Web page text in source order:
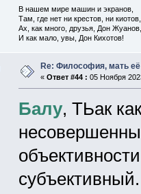
В нашем мире машин и экранов,
Там, где нет ни крестов, ни киотов,
Ах, как много, друзья, Дон Жуанов,
И как мало, увы, Дон Кихотов!
Re: Философия, мать её
« Ответ #44 : 05 Ноября
Балу, ТЬак
субъективный.